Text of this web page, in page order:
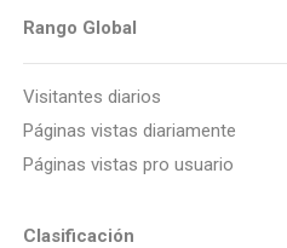
Rango Global
Visitantes diarios
Páginas vistas diariamente
Páginas vistas pro usuario
Clasificación